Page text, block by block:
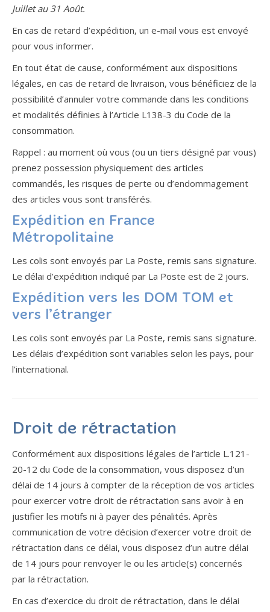
Juillet au 31 Août.
En cas de retard d’expédition, un e-mail vous est envoyé
pour vous informer.
En tout état de cause, conformément aux dispositions
légales, en cas de retard de livraison, vous bénéficiez de la
possibilité d’annuler votre commande dans les conditions
et modalités définies à l’Article L138-3 du Code de la
consommation.
Rappel : au moment où vous (ou un tiers désigné par vous)
prenez possession physiquement des articles
commandés, les risques de perte ou d’endommagement
des articles vous sont transférés.
Expédition en France
Métropolitaine
Les colis sont envoyés par La Poste, remis sans signature.
Le délai d’expédition indiqué par La Poste est de 2 jours.
Expédition vers les DOM TOM et
vers l’étranger
Les colis sont envoyés par La Poste, remis sans signature.
Les délais d’expédition sont variables selon les pays, pour
l’international.
Droit de rétractation
Conformément aux dispositions légales de l’article L.121-
20-12 du Code de la consommation, vous disposez d’un
délai de 14 jours à compter de la réception de vos articles
pour exercer votre droit de rétractation sans avoir à en
justifier les motifs ni à payer des pénalités. Après
communication de votre décision d’exercer votre droit de
rétractation dans ce délai, vous disposez d’un autre délai
de 14 jours pour renvoyer le ou les article(s) concernés
par la rétractation.
En cas d’exercice du droit de rétractation, dans le délai